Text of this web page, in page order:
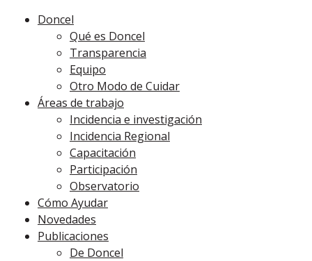
Doncel
Qué es Doncel
Transparencia
Equipo
Otro Modo de Cuidar
Áreas de trabajo
Incidencia e investigación
Incidencia Regional
Capacitación
Participación
Observatorio
Cómo Ayudar
Novedades
Publicaciones
De Doncel